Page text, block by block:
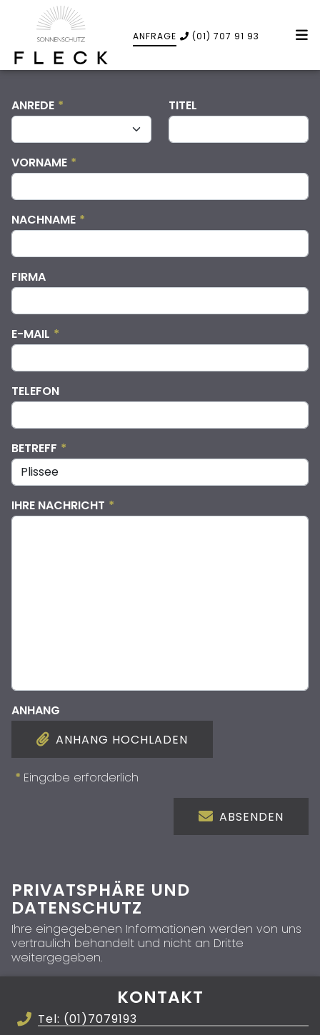
ANFRAGE (01) 707 91 93
ANREDE * TITEL
VORNAME *
NACHNAME *
FIRMA
E-MAIL *
TELEFON
BETREFF *
IHRE NACHRICHT *
ANHANG
ANHANG HOCHLADEN
* Eingabe erforderlich
ABSENDEN
PRIVATSPHÄRE UND
DATENSCHUTZ
Ihre eingegebenen Informationen werden von uns
vertraulich behandelt und nicht an Dritte
weitergegeben.
KONTAKT
Tel: (01)7079193